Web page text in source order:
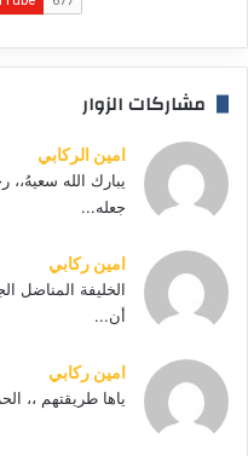
مشاركات الزوار
امين الركابي
يبارك الله سعيهُ،،
جعله...
امين ركابي
الخليفة المناضل
أن...
امين ركابي
ياها طريقتهم ،،